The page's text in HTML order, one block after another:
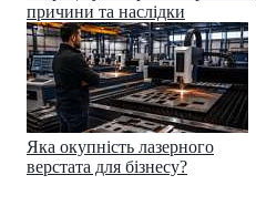
причини та наслідки
Яка окупність лазерного
верстата для бізнесу?